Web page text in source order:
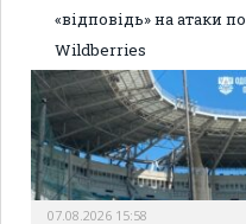
«відповідь» на атаки по
Wildberries
07.08.2026 15:58